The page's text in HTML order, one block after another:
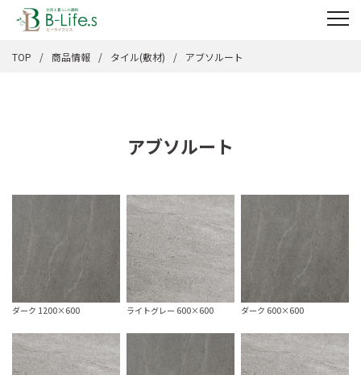
TOP 商品情報 タイル(敷材) アブソルート
アブソルート
ダーク 1200×600 ライトグレー 600×600 ダーク 600×600